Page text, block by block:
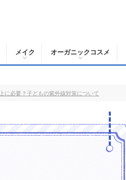
メイク オーガニックコスメ
に必要？子どもの紫外線対策について